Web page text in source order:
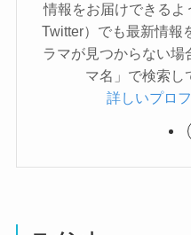
情報をお届けできるよ
Twitter）でも最新情報
ラマが見つからない
マ名」で検索し
詳しいプロ